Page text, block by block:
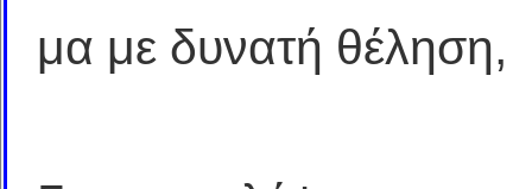
μα με δυνατή θέληση,